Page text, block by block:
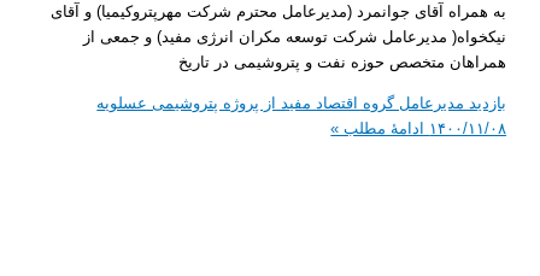
آقای جوانمرد (مدیرعامل محترم شرکت مهرپتروکیمیا) و آقای
مدیرعامل شرکت توسعه مکران انرژی مفید) و جمعی از
متخصص حوزه نفت و پتروشیمی در تاریخ
مدیرعامل گروه اقتصاد مفید از پروژه پتروشیمی عسلویه
۰۸ادامۀ مطلب »